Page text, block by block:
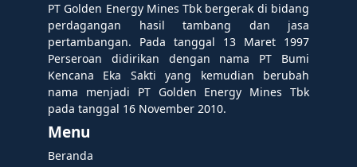
PT Golden Energy Mines Tbk bergerak di bidang
perdagangan hasil tambang dan jasa
pertambangan. Pada tanggal 13 Maret 1997
Perseroan didirikan dengan nama PT Bumi
Kencana Eka Sakti yang kemudian berubah
nama menjadi PT Golden Energy Mines Tbk
pada tanggal 16 November 2010.
Menu
Beranda